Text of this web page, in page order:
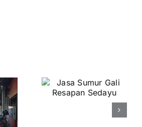
Gali
Jasa
Sumur Gali
Resapan
Ngampilan